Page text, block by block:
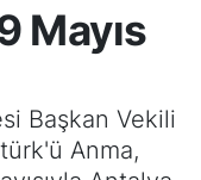
Mayıs
Başkan Vekili
Anma,
Fikstür